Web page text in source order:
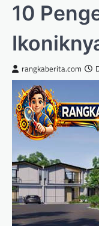
10
rangkaberita.com